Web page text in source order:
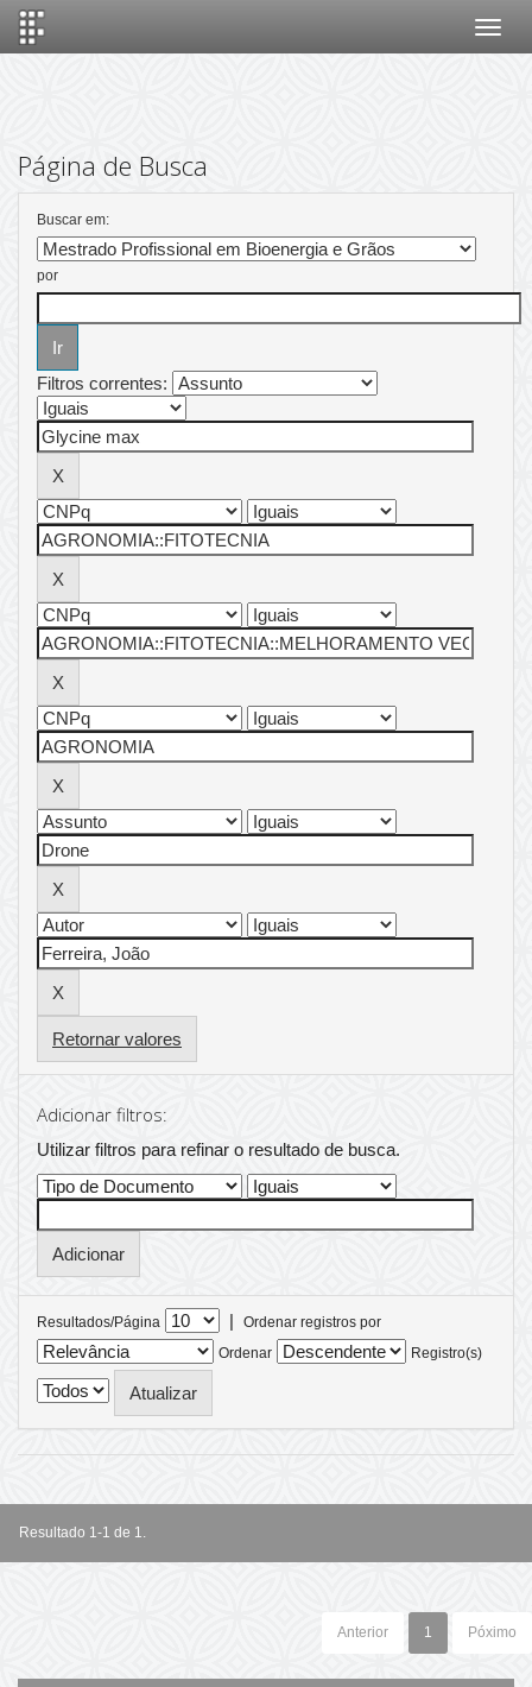
Página de Busca
Buscar em:
por
Filtros correntes:
Retornar valores
Adicionar filtros:
Utilizar filtros para refinar o resultado de busca.
Resultados/Página |
Ordenar registros por
Ordenar
Registro(s)
Resultado 1-1 de 1.
Anterior 1 Póximo